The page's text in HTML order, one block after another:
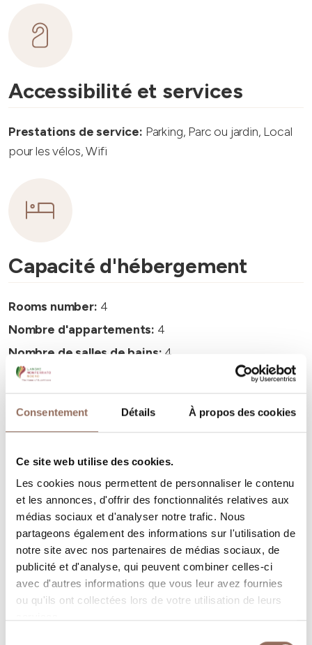
Consentement Détails À propos des cookies
Ce site web utilise des cookies.
Les cookies nous permettent de personnaliser le contenu
et les annonces, d'offrir des fonctionnalités relatives aux
médias sociaux et d'analyser notre trafic. Nous
partageons également des informations sur l'utilisation de
notre site avec nos partenaires de médias sociaux, de
publicité et d'analyse, qui peuvent combiner celles-ci
avec d'autres informations que vous leur avez fournies
ou qu'ils ont collectées lors de votre utilisation de leurs
Accessibilité et services
Prestations de service: Parking, Parc ou jardin, Local
pour les vélos, Wifi
Capacité d'hébergement
Rooms number: 4
Nombre d'appartements: 4
Nombre de salles de bains: 4
Beds number:
Vos vacances
Programmez où dormir, où manger, quoi faire et visiter
dans chaque coin de Langhe Monferrato Roero, tout en
gardant un œil sur la météo en temps réel